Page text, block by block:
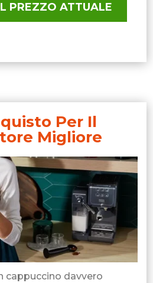
PREZZO ATTUALE
Per Il
Migliore
cappuccino davvero